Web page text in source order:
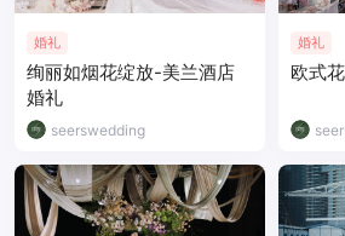
婚礼
绚丽如烟花绽放-美兰酒店
婚礼
seerswedding
婚礼
欧式